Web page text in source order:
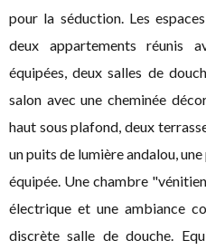
pour la séduction. Les
deux appartements réunis
équipées, deux salles de
salon avec une cheminée
haut sous plafond, deux
un puits de lumière andalou,
équipée. Une chambre
électrique et une ambiance
discrète salle de douche.